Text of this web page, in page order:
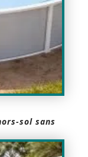
sol sans